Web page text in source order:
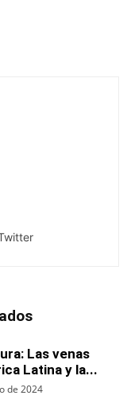
Las venas
Latina y la...
de 2024